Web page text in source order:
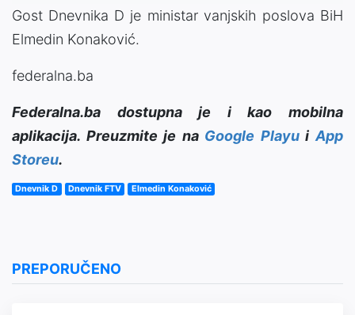
Gost Dnevnika D je ministar vanjskih poslova BiH
Elmedin Konaković.
federalna.ba
Federalna.ba dostupna je i kao mobilna
aplikacija. Preuzmite je na Google PlayuiApp
Storeu.
Dnevnik D Dnevnik FTV Elmedin Konaković
PREPORUČENO